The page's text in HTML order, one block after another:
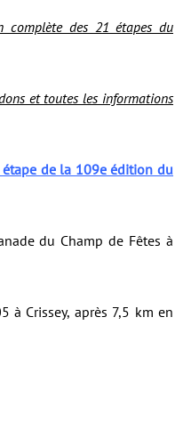
complète des 21 étapes du
et toutes les informations
de la 109e édition du
du Champ de Fêtes à
à Crissey, après 7,5 km en